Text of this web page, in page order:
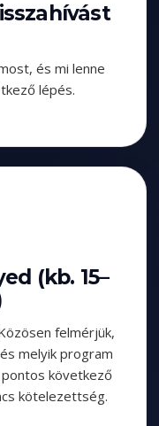
és mi lenne
lépés.
(kb. 15–
felmérjük,
melyik program
pontos következő
kötelezettség.